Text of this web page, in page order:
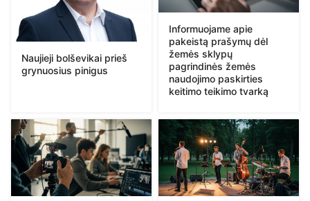
Naujieji bolševikai prieš
grynuosius pinigus
Informuojame apie
pakeistą prašymų dėl
žemės sklypų
pagrindinės žemės
naudojimo paskirties
keitimo teikimo tvarką